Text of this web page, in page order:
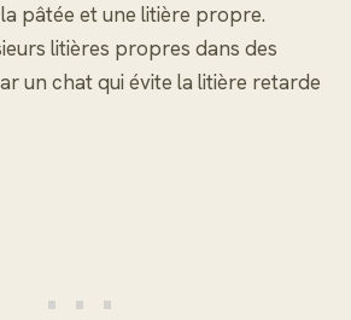
pâtée et une litière propre.
litières propres dans des
un chat qui évite la litière retarde